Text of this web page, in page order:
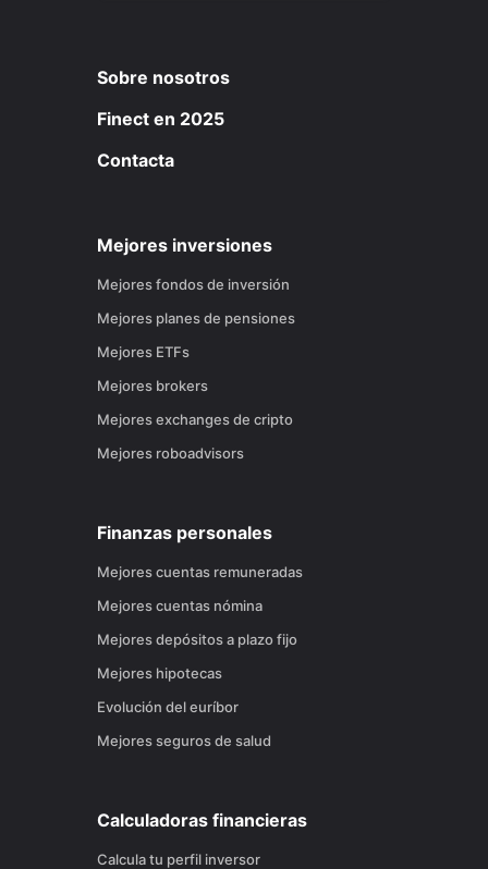
Sobre nosotros
Finect en 2025
Contacta
Mejores inversiones
Mejores fondos de inversión
Mejores planes de pensiones
Mejores ETFs
Mejores brokers
Mejores exchanges de cripto
Mejores roboadvisors
Finanzas personales
Mejores cuentas remuneradas
Mejores cuentas nómina
Mejores depósitos a plazo fijo
Mejores hipotecas
Evolución del euríbor
Mejores seguros de salud
Calculadoras financieras
Calcula tu perfil inversor